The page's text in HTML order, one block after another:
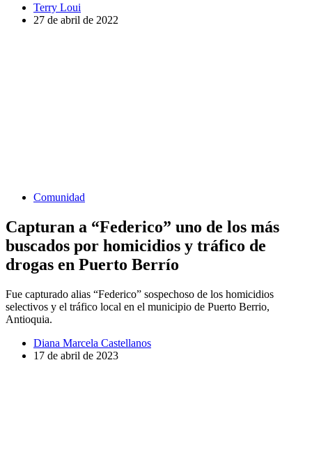
Terry Loui
27 de abril de 2022
Comunidad
Capturan a “Federico” uno de los más
buscados por homicidios y tráfico de
drogas en Puerto Berrío
Fue capturado alias “Federico” sospechoso de los homicidios
selectivos y el tráfico local en el municipio de Puerto Berrio,
Antioquia.
Diana Marcela Castellanos
17 de abril de 2023